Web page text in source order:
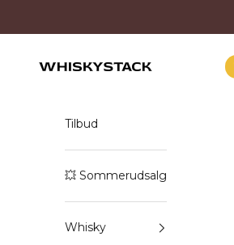
WHISKYSTACK
Tilbud
💥 Sommerudsalg
Whisky